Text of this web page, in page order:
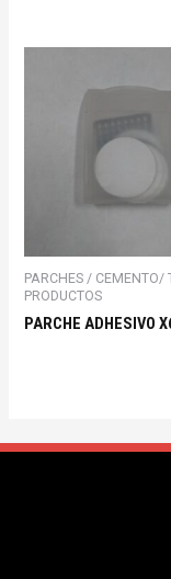
PARCHES / CEMENTO/
PRODUCTOS
PARCHE ADHESIVO